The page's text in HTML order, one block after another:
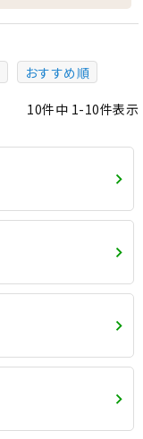
おすすめ順
10件中 1-10件表示